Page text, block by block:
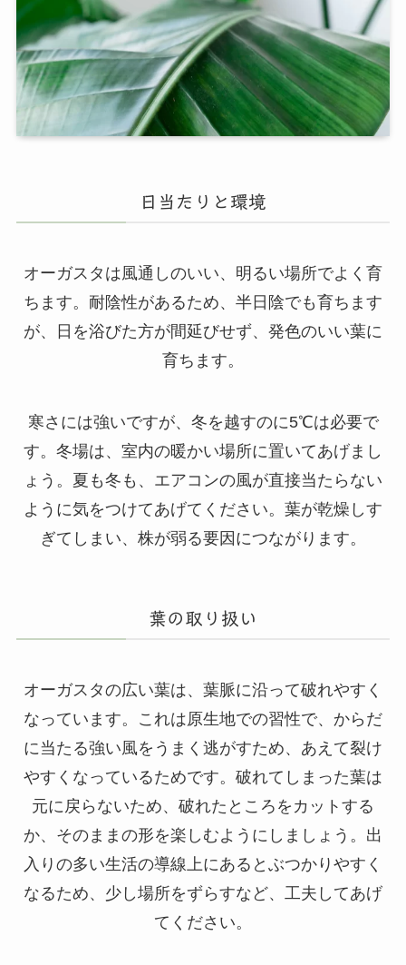
日当たりと環境
オーガスタは風通しのいい、明るい場所でよく育
ちます。耐陰性があるため、半日陰でも育ちます
が、日を浴びた方が間延びせず、発色のいい葉に
育ちます。
寒さには強いですが、冬を越すのに5℃は必要で
す。冬場は、室内の暖かい場所に置いてあげまし
ょう。夏も冬も、エアコンの風が直接当たらない
ように気をつけてあげてください。葉が乾燥しす
ぎてしまい、株が弱る要因につながります。
葉の取り扱い
オーガスタの広い葉は、葉脈に沿って破れやすく
なっています。これは原生地での習性で、からだ
に当たる強い風をうまく逃がすため、あえて裂け
やすくなっているためです。破れてしまった葉は
元に戻らないため、破れたところをカットする
か、そのままの形を楽しむようにしましょう。出
入りの多い生活の導線上にあるとぶつかりやすく
なるため、少し場所をずらすなど、工夫してあげ
てください。